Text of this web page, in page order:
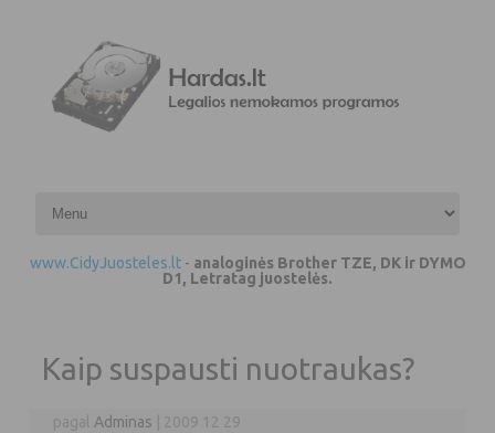
www.CidyJuosteles.lt- analoginės Brother TZE, DK ir DYMO
D1, Letratag juostelės.
Kaip suspausti nuotraukas?
pagal Adminas 2009 12 29